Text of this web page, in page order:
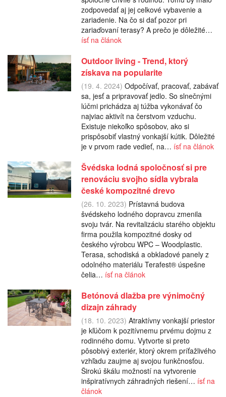
zodpovedať aj jej celkové vybavenie a
zariadenie. Na čo si dať pozor pri
zariaďovaní terasy? A prečo je dôležité…
ísť na článok
Outdoor living - Trend, ktorý
získava na popularite
(19. 4. 2024) Odpočívať, pracovať, zabávať
sa, jesť a pripravovať jedlo. So slnečnými
lúčmi prichádza aj túžba vykonávať čo
najviac aktivít na čerstvom vzduchu.
Existuje niekoľko spôsobov, ako si
prispôsobiť vlastný vonkajší kútik. Dôležité
je v prvom rade vedieť, na… ísť na článok
Švédska lodná spoločnosť si pre
renováciu svojho sídla vybrala
české kompozitné drevo
(26. 10. 2023) Prístavná budova
švédskeho lodného dopravcu zmenila
svoju tvár. Na revitalizáciu starého objektu
firma použila kompozitné dosky od
českého výrobcu WPC – Woodplastic.
Terasa, schodiská a obkladové panely z
odolného materiálu Terafest® úspešne
čelia… ísť na článok
Betónová dlažba pre výnimočný
dizajn záhrady
(18. 10. 2023) Atraktívny vonkajší priestor
je kľúčom k pozitívnemu prvému dojmu z
rodinného domu. Vytvorte si preto
pôsobivý exteriér, ktorý okrem príťažlivého
vzhľadu zaujme aj svojou funkčnosťou.
Širokú škálu možností na vytvorenie
inšpiratívnych záhradných riešení… ísť na
článok